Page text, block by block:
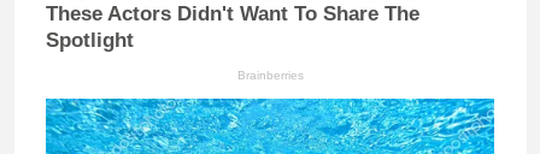
These Actors Didn't Want To Share The
Spotlight
Brainberries